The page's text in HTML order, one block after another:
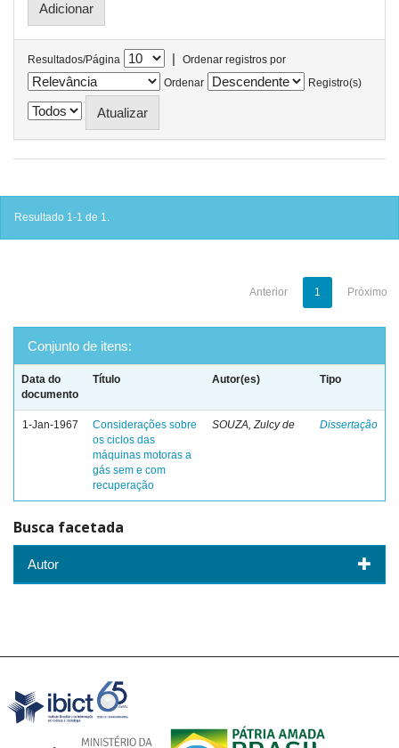
Resultados/Página |
Ordenar registros por
Ordenar
Registro(s)
Resultado 1-1 de 1.
Anterior 1 Próximo
Conjunto de itens:
Data do
documento
Título Autor(es) Tipo
1-Jan-1967
Considerações sobre
os ciclos das
máquinas motoras a
gás sem e com
recuperação
SOUZA, Zulcy de Dissertação
Busca facetada
Autor